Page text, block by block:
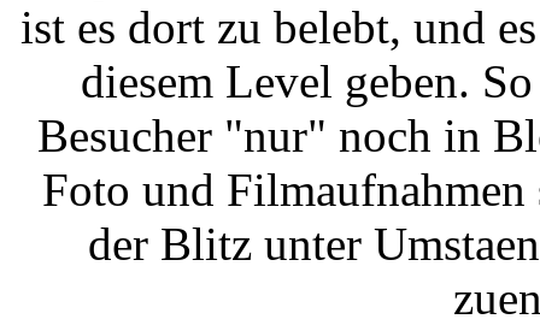
ist es dort zu belebt, und
diesem Level geben.
Besucher "nur" noch in
Foto und Filmaufnahmen
der Blitz unter